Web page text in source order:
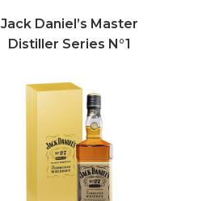
Jack Daniel’s Master
Distiller Series N°1